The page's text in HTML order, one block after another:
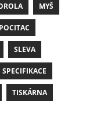
MYŠ
POCITAC
SLEVA
SPECIFIKACE
TISKÁRNA